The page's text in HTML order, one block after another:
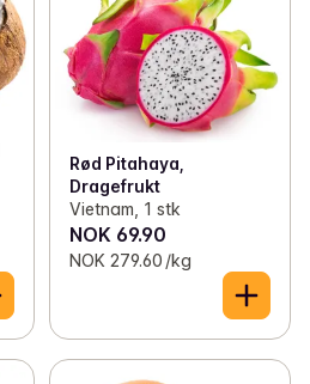
Rød Pitahaya,
Dragefrukt
Vietnam, 1 stk
NOK 69.90
NOK 279.60 /kg